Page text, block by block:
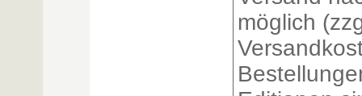
möglich